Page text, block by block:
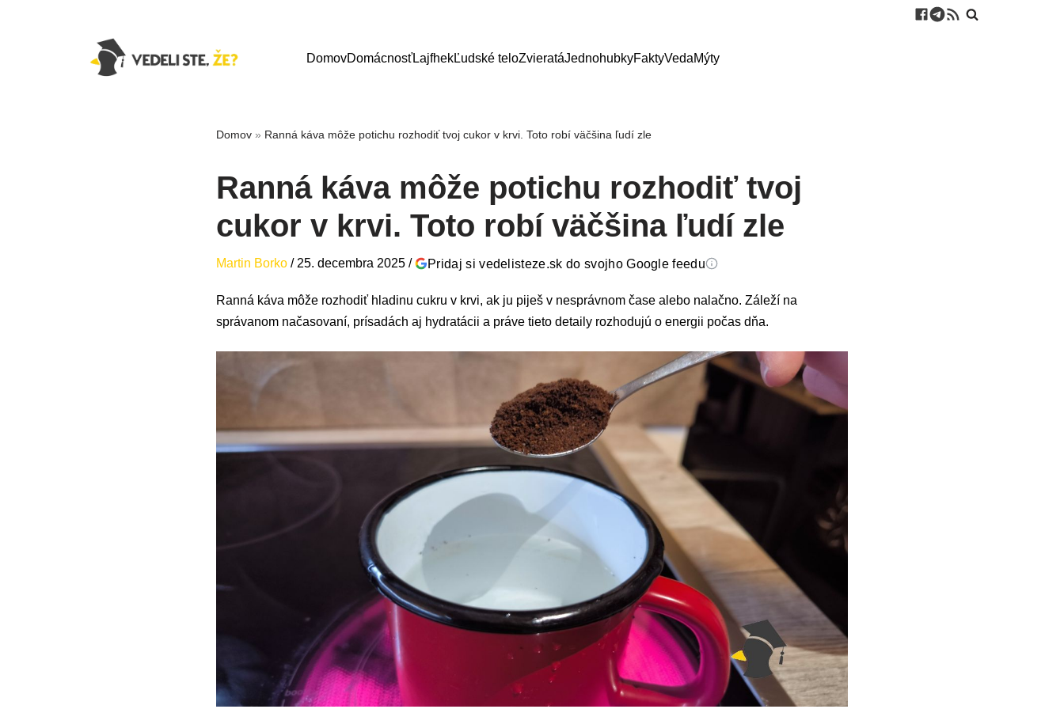
DomovDomácnosťLajfhekĽudské teloZvieratáJednohubkyFaktyVedaMýty
Domov » Ranná káva môže potichu rozhodiť tvoj cukor v krvi. Toto robí väčšina ľudí zle
Ranná káva môže potichu rozhodiť tvoj
cukor v krvi. Toto robí väčšina ľudí zle
Martin Borko / 25. decembra 2025 / Pridaj si vedelisteze.sk do svojho Google feedu
Ranná káva môže rozhodiť hladinu cukru v krvi, ak ju piješ v nesprávnom čase alebo nalačno. Záleží na
správanom načasovaní, prísadách aj hydratácii a práve tieto detaily rozhodujú o energii počas dňa.